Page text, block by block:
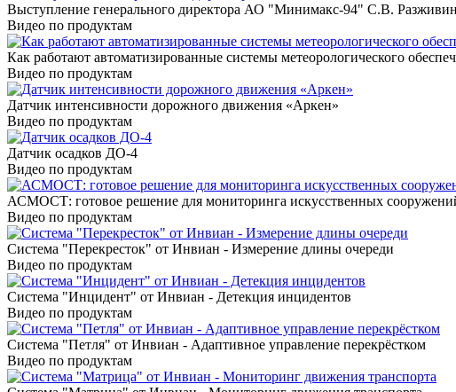
Выступление генерального директора АО "Минимакс-94" С.В.
Видео по продуктам
Как работают автоматизированные системы метеорологического
Видео по продуктам
Датчик интенсивности дорожного движения «Аркен»
Видео по продуктам
Датчик осадков ДО-4
Видео по продуктам
АСМОСТ: готовое решение для мониторинга искусственных
Видео по продуктам
Система "Перекресток" от Инвиан - Измерение длины очереди
Видео по продуктам
Система "Инцидент" от Инвиан - Детекция инцидентов
Видео по продуктам
Система "Петля" от Инвиан - Адаптивное управление перекрёстком
Видео по продуктам